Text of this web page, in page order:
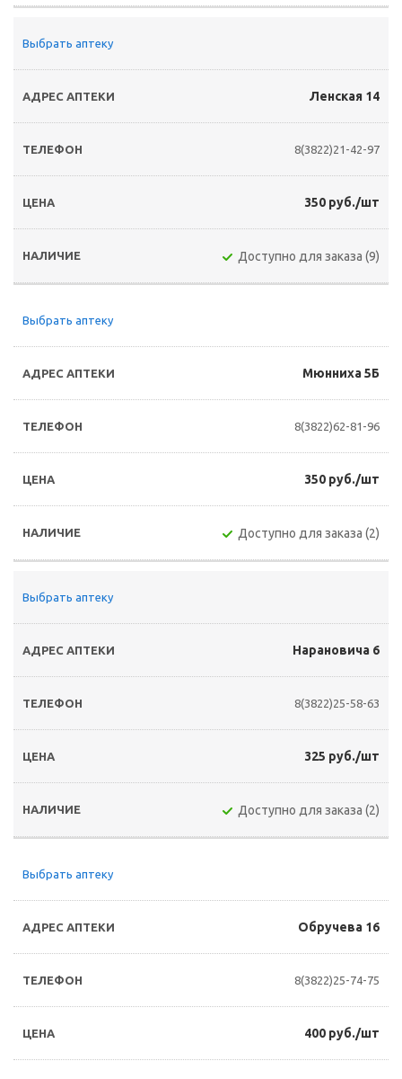
Выбрать аптеку
Ленская 14
8(3822)21-42-97
350 руб./шт
Доступно для заказа (9)
Выбрать аптеку
Мюнниха 5Б
8(3822)62-81-96
350 руб./шт
Доступно для заказа (2)
Выбрать аптеку
Нарановича 6
8(3822)25-58-63
325 руб./шт
Доступно для заказа (2)
Выбрать аптеку
Обручева 16
8(3822)25-74-75
400 руб./шт